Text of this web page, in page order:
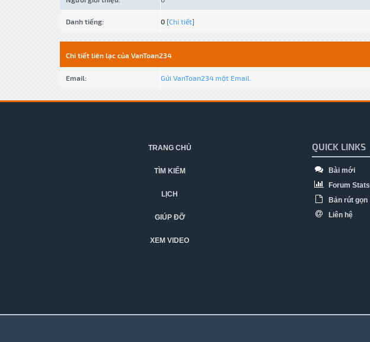
Danh tiếng: 0 [Chi tiết]
Chi tiết liên lạc của VanToan234
Email: Gửi VanToan234 một Email.
TRANG CHỦ
TÌM KIẾM
LỊCH
GIÚP ĐỠ
XEM VIDEO
QUICK LINKS
Bài mới
Forum Stats
Bản rút gọn
Liên hệ